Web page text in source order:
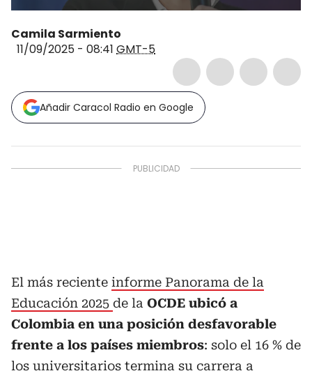
Camila Sarmiento
11/09/2025 - 08:41 GMT-5
Añadir Caracol Radio en Google
El más reciente informe Panorama de la
Educación 2025 de la OCDE ubicó a
Colombia en una posición desfavorable
frente a los países miembros: solo el 16 % de
los universitarios termina su carrera a